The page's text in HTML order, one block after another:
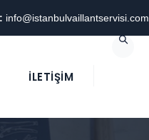
info@istanbulvaillantservisi.com
İLETIŞIM